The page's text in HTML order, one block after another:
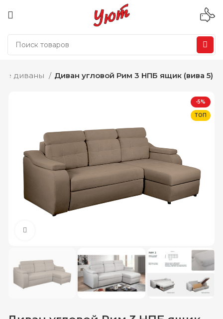
диваны Диван угловой Рим 3 НПБ ящик (вива 5)
-5%
ТОП